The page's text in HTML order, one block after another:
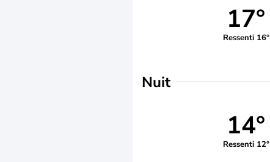
17°
Ressenti 16°
Nuit
14°
Ressenti 12°